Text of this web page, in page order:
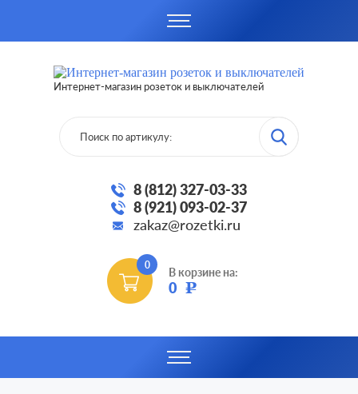
Интернет-магазин розеток и выключателей
8 (812) 327-03-33
8 (921) 093-02-37
zakaz@rozetki.ru
0
В корзине на:
0 Р